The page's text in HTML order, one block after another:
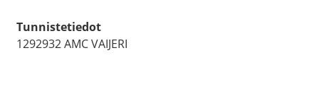
Tunnistetiedot
1292932 AMC VAIJERI